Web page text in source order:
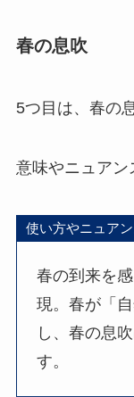
春の息吹
5つ目は、春の
意味やニュアン
使い方やニュア
春の到来を
現。春が「
し、春の息
す。